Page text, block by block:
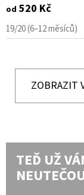
od 520 Kč
19/20 (6–12 měsíců)
ZOBRAZIT
TEĎ UŽ